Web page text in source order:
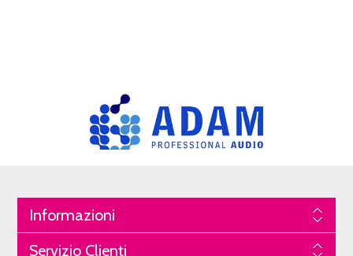
Informazioni
Servizio Clienti